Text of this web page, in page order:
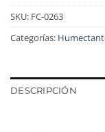
SKU: FC-0263
Categorías:
DESCRIPCIÓN